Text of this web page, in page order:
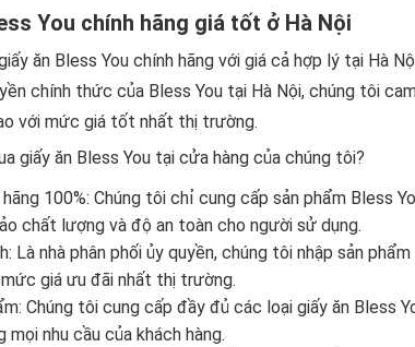
You chính hãng giá tốt ở Hà Nội
ăn Bless You chính hãng với giá cả hợp lý tại Hà
chính thức của Bless You tại Hà Nội, chúng tôi
với mức giá tốt nhất thị trường.
giấy ăn Bless You tại cửa hàng của chúng tôi?
hãng 100%: Chúng tôi chỉ cung cấp sản phẩm Bless
chất lượng và độ an toàn cho người sử dụng.
Là nhà phân phối ủy quyền, chúng tôi nhập sản
giá ưu đãi nhất thị trường.
Chúng tôi cung cấp đầy đủ các loại giấy ăn Bless
mọi nhu cầu của khách hàng.